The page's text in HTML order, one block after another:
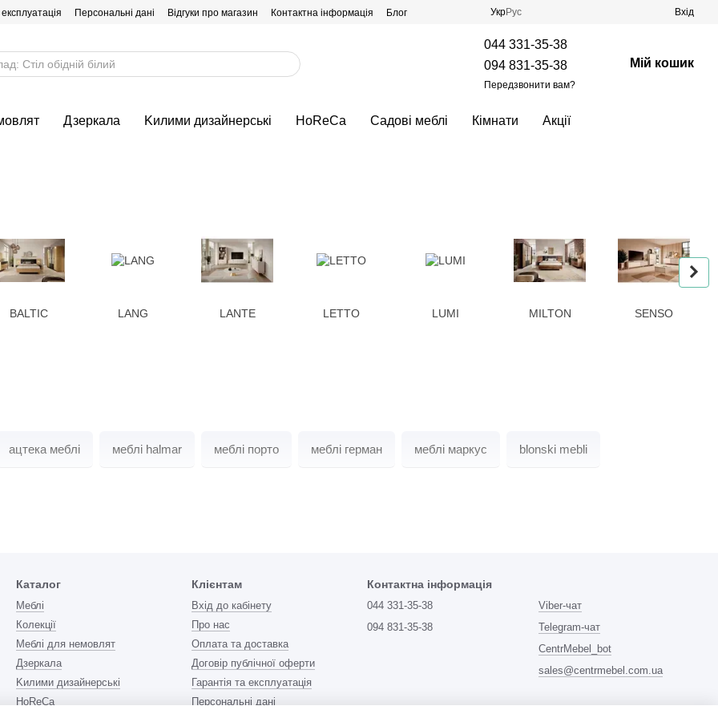
Персональні дані Відгуки про магазин Контактна інформація Блог УкрРус Вхід
044 331-35-38
094 831-35-38
Передзвонити вам?
Мій кошик
Дзеркала Kилими дизайнерські HoReCa Садові меблі Кімнати Акції
BALTIC LANG LANTE LETTO LUMI MILTON SENSO
ацтека меблі меблі halmar меблі порто меблі герман меблі маркус blonski mebli
Каталог
Меблі
Колекції
Меблі для немовлят
Дзеркала
Kилими дизайнерські
HoReCa
Клієнтам
Вхід до кабінету
Про нас
Оплата та доставка
Договір публічної оферти
Гарантія та експлуатація
Персональні дані
Контактна інформація
044 331-35-38
094 831-35-38
Viber-чат
Telegram-чат
CentrMebel_bot
sales@centrmebel.com.ua